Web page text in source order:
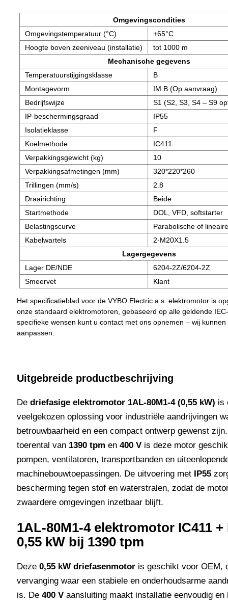
Omgevingscondities
Omgevingstemperatuur (°C)
+65°C
Hoogte boven zeeniveau (installatie)
tot 1000 m
Mechanische gegevens
Temperatuurstijgingsklasse
B
Montagevorm
IM B (Op aanvraag)
Bedrijfswijze
S1 (S2, S3, S4 – S9
IP-beschermingsgraad
IP55
Isolatieklasse
F
Koelmethode
IC411
Verpakkingsgewicht (kg)
10
Verpakkingsafmetingen (mm)
320*220*260
Trillingen (mm/s)
2.8
Draairichting
Beide
Startmethode
DOL, VFD, softstarter
Belastingscurve
Parabolische of
Kabelwartels
2-M20X1.5
Lagergegevens
Lager DE/NDE
6204-2Z/6204-2Z
Smeervet
Klant
Het specificatieblad voor de VYBO Electric a.s. elektromotor is
onze standaard elektromotoren, gebaseerd op alle geldende
specifieke wensen kunt u contact met ons opnemen – wij
aanpassen.
Uitgebreide productbeschrijving
De driefasige elektromotor 1AL-80M1-4 (0,55 kW) is
veelgekozen oplossing voor industriële aandrijvingen
betrouwbaarheid en een compact ontwerp gewenst
toerental van 1390 tpm en 400 V is deze motor
pompen, ventilatoren, transportbanden en
machinebouwtoepassingen. De uitvoering met IP55
bescherming tegen stof en waterstralen, zodat de
zwaardere omgevingen inzetbaar blijft.
1AL-80M1-4 elektromotor IC411 +
0,55 kW bij 1390 tpm
Deze 0,55 kW driefasenmotor is geschikt voor OEM,
vervanging waar een stabiele en onderhoudsarme
is. De 400 V aansluiting maakt installatie eenvoudig en